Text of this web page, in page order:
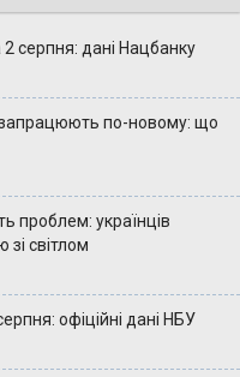
серпня: дані Нацбанку
запрацюють по-новому: що
проблем: українців
світлом
офіційні дані НБУ